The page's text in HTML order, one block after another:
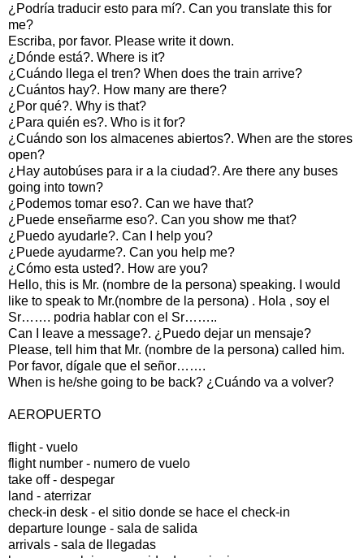
¿Podría traducir esto para mí?. Can you translate this for
me?
Escriba, por favor. Please write it down.
¿Dónde está?. Where is it?
¿Cuándo llega el tren? When does the train arrive?
¿Cuántos hay?. How many are there?
¿Por qué?. Why is that?
¿Para quién es?. Who is it for?
¿Cuándo son los almacenes abiertos?. When are the stores
open?
¿Hay autobúses para ir a la ciudad?. Are there any buses
going into town?
¿Podemos tomar eso?. Can we have that?
¿Puede enseñarme eso?. Can you show me that?
¿Puedo ayudarle?. Can I help you?
¿Puede ayudarme?. Can you help me?
¿Cómo esta usted?. How are you?
Hello, this is Mr. (nombre de la persona) speaking. I would
like to speak to Mr.(nombre de la persona) . Hola , soy el
Sr……. podria hablar con el Sr……..
Can I leave a message?. ¿Puedo dejar un mensaje?
Please, tell him that Mr. (nombre de la persona) called him.
Por favor, dígale que el señor…….
When is he/she going to be back? ¿Cuándo va a volver?
AEROPUERTO
flight - vuelo
flight number - numero de vuelo
take off - despegar
land - aterrizar
check-in desk - el sitio donde se hace el check-in
departure lounge - sala de salida
arrivals - sala de llegadas